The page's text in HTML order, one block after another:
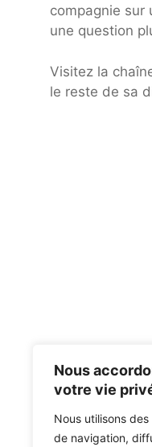
Nous
votre vie
Nous utilisons
de navigation,
compagnie sur
une question
Visitez la
le reste de sa